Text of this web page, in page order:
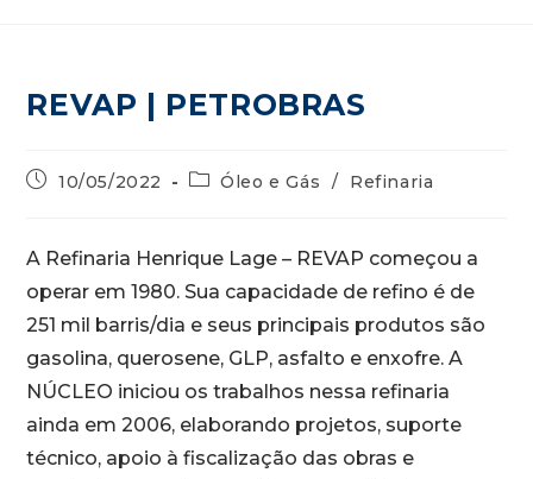
REVAP | PETROBRAS
10/05/2022 Óleo e Gás / Refinaria
A Refinaria Henrique Lage – REVAP começou a
operar em 1980. Sua capacidade de refino é de
251 mil barris/dia e seus principais produtos são
gasolina, querosene, GLP, asfalto e enxofre. A
NÚCLEO iniciou os trabalhos nessa refinaria
ainda em 2006, elaborando projetos, suporte
técnico, apoio à fiscalização das obras e